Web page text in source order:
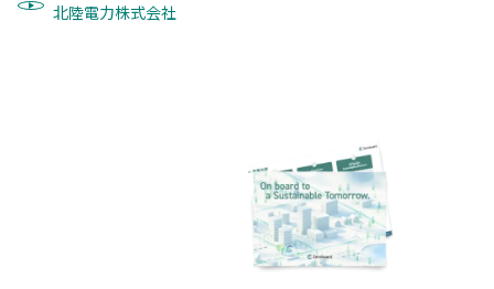
北陸電力株式会社